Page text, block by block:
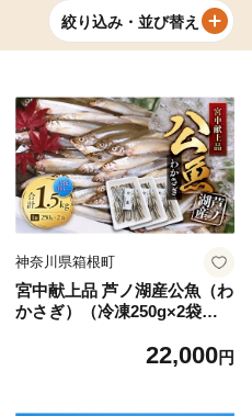
絞り込み・並び替え
神奈川県箱根町
宮中献上品 芦ノ湖産公魚（わ
かさぎ）（冷凍250g×2袋）×
22,000円